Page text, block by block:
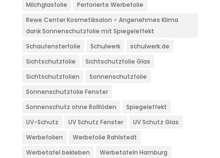
Milchglasfolie
Perforierte Werbefolie
Rewe Center Kosmetiksalon – Angenehmes Klima
dank Sonnenschutzfolie mit Spiegeleffekt
Schaufensterfolie
Schulwerk
schulwerk.de
Sichtschutzfolie
Sichtschutzfolie Glas
Sichtschutzfolien
Sonnenschutzfolie
Sonnenschutzfolie Fenster
Sonnenschutz ohne Rollläden
Spiegeleffekt
UV-Schutz
UV Schutz Fenster
UV Schutz Glas
Werbefolien
Werbefolie Rahlstedt
Werbetafel bekleben
Werbetafeln Hamburg